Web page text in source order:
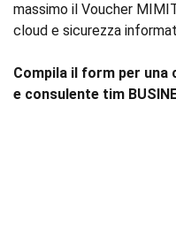
massimo il Voucher
cloud e sicurezza
Compila il form per
e consulente tim